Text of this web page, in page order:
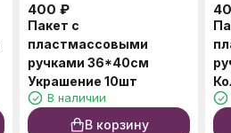
400 ₽
Пакет с
пластмассовыми
ручками 36*40см
Украшение 10шт
В наличии
В корзину